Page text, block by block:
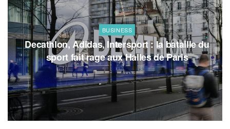
BUSINESS
Decathlon, Adidas, Intersport : la bataille du
sport fait rage aux Halles de Paris